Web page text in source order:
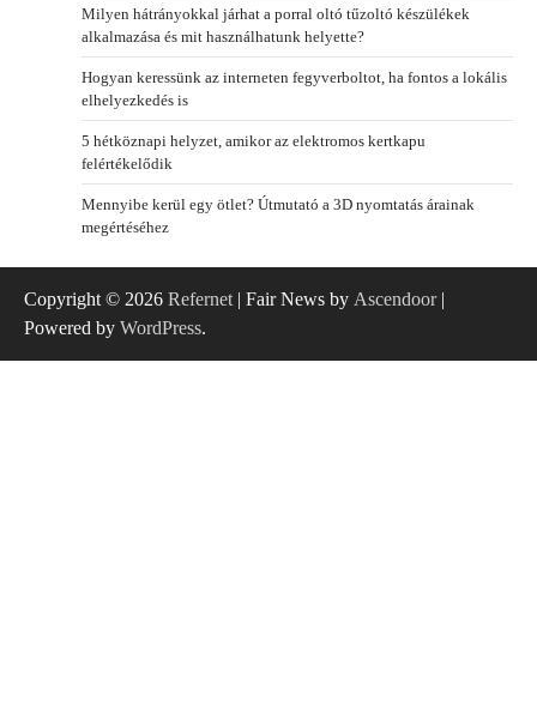
Milyen hátrányokkal járhat a porral oltó tűzoltó készülékek
alkalmazása és mit használhatunk helyette?
Hogyan keressünk az interneten fegyverboltot, ha fontos a lokális
elhelyezkedés is
5 hétköznapi helyzet, amikor az elektromos kertkapu
felértékelődik
Mennyibe kerül egy ötlet? Útmutató a 3D nyomtatás árainak
megértéséhez
Copyright © 2026 Refernet | Fair News by Ascendoor|
Powered by WordPress.